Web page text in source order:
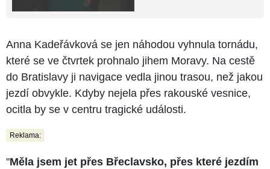
Anna Kadeřávková se jen náhodou vyhnula tornádu,
které se ve čtvrtek prohnalo jihem Moravy. Na cestě
do Bratislavy ji navigace vedla jinou trasou, než jakou
jezdí obvykle. Kdyby nejela přes rakouské vesnice,
ocitla by se v centru tragické události.
Reklama:
"Měla jsem jet přes Břeclavsko, přes které jezdím